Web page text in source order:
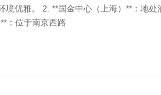
优雅。 2. **国金中心（上海）**：地
：位于南京西路